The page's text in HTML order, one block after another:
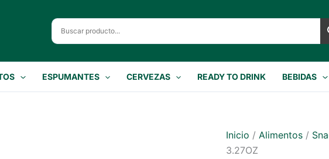
ESPUMANTES CERVEZAS READY TO DRINK BEBIDAS
Inicio / Alimentos /
3.27OZ